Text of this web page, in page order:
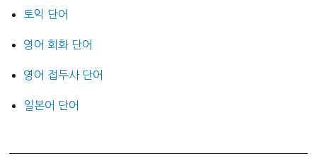
토익 단어
영어 회화 단어
영어 접두사 단어
일본어 단어